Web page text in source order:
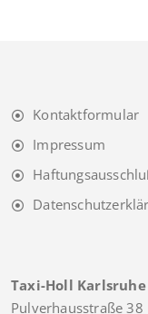
Kontaktformular
Impressum
Taxi-Holl Karlsruhe
Pulverhausstraße 38